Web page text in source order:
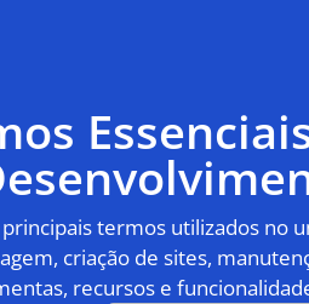
termos utilizados no
criação de sites,
recursos e